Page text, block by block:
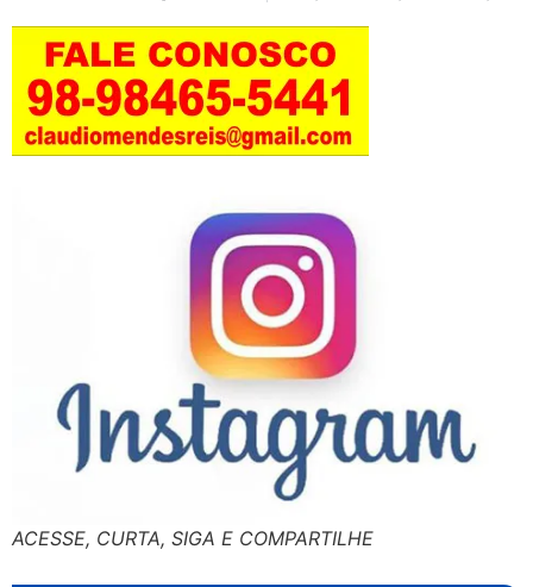
ACESSE, CURTA, SIGA E COMPARTILHE